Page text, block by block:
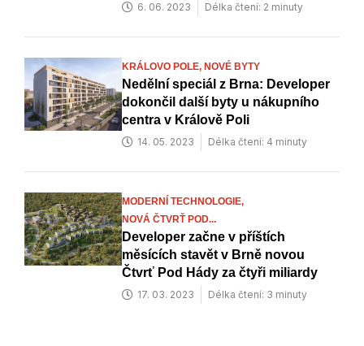
6. 06. 2023 Délka čtení: 2 minuty
KRÁLOVO POLE, NOVÉ BYTY
Nedělní speciál z Brna: Developer
dokončil další byty u nákupního
centra v Králově Poli
14. 05. 2023 Délka čtení: 4 minuty
MODERNÍ TECHNOLOGIE,
NOVÁ ČTVRŤ POD...
Developer začne v příštích
měsících stavět v Brně novou
Čtvrť Pod Hády za čtyři miliardy
17. 03. 2023 Délka čtení: 3 minuty